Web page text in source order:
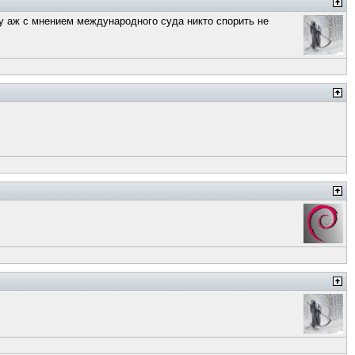
аж с мнением международного суда никто спорить не